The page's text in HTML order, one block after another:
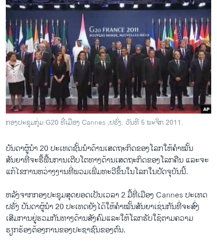
ຊີວິດຊາວລາວ
ຊຸມຊົນຊາວລາວ
ວິທະຍາສາດ-ເທັກໂນໂລຈີ
ທຸລະກິດ
ພາສາອັງກິດ
ວີດີໂອ
ສຽງ
ລາຍງານ
ຕິດຕາມພວກເຮົາ ທີ່
ພາສາຕ່າງໆ
ກອງປະຊຸມກຸ່ມ G20 ທີ່ເມືອງ Cannes ,ຝຣັ່ງ. ວັນທີ 5 ພະຈິກ 2011.
ບັນດາ​ຜູ້​ນໍາ​ 20 ປະ​ເທດ​ຊັ້ນ​ນໍາ​ດ້ານ​ເສດຖະກິດ​ຂອງ​ໂລກ​ໃຫ້​ຄໍາ​ໝັ້ນ
ສັນຍາ​ທີ່​ຈະ​ຮື້​ຟື້ນ​ການເຕີບ​ໂຕ​ທາງ​ດ້ານ​ເສດຖະກິດ​ຂອງ​ໂລກ​ຄືນ ​ແລະ​ຈະ​
ແກ້​ໄຂ​ການ​ຫວ່າງ​ງານ​ທີ່​ພວມ​ເພີ່ມ​ທະວີ​ຂຶ້ນ​ໃນ​ໂລກໃນ​ປັດຈຸ​ບັນ​ນີ້.
ຫລັງ​ຈາກ​ກອງ​ປະຊຸມ​ສຸດ​ຍອດ​ເປັນ​ເວ​ລາ 2 ມື້​ທີ່​ເມືອງ Cannes ປະ​ເທດ​
ຝຣັ່ງ ບັນດາ​ຜູ້​ນໍາ 20 ປະ​ເທດ​ຍັງ​ໄດ້​ໃຫ້​ຄໍາ​ໝັ້ນ​ສັນຍາ​ເຊ່ນ​ກັນທີ່ຈະ​ສົ່ງ​
ເສີມການ​ຢູ່​ຮວມກັນ​ທາງ​ດ້ານ​ສັງຄົມ​ແລະ​ໃຫ້​ໂລກ​ຮັບ​ໃຊ້​ຕາມ​ຄວາມ​
ຮຽກຮ້ອງ​ຕ້ອງການ​ຂອງ​ປະຊາຊົນ​ຂອງ​ຕົນ.